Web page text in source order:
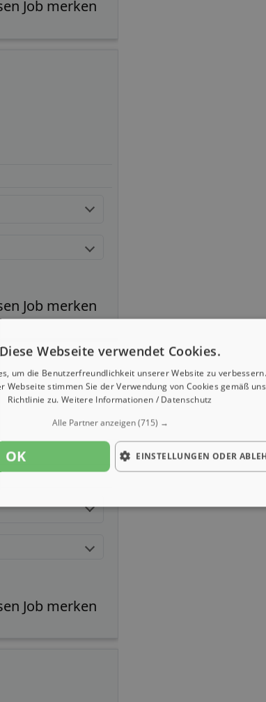
Diese Webseite verwendet Cookies.
um die Benutzerfreundlichkeit unserer Website zu
Webseite stimmen Sie der Verwendung von Cookies gemäß
Richtlinie zu. Weitere Informationen / Datenschutz
Alle Partner anzeigen(715) →
OK EINSTELLUNGEN ODER